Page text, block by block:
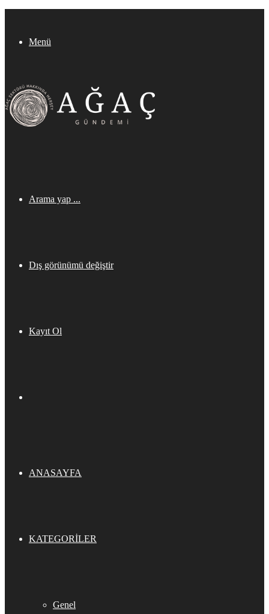
Menü
Arama yap ...
Dış görünümü değiştir
Kayıt Ol
ANASAYFA
KATEGORILER
Genel